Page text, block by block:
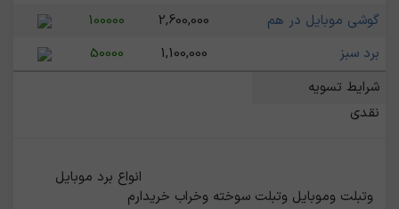
گوشی موبایل در هم
2,600,000
100000
برد سبز
1,100,000
50000
شرایط تسویه
نقدی
وتبلت وموبایل وتبلت سوخته وخراب خریدارم